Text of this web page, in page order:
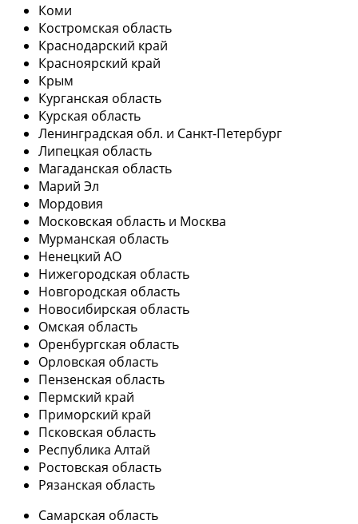
Коми
Костромская область
Краснодарский край
Красноярский край
Крым
Курганская область
Курская область
Ленинградская обл. и Санкт-Петербург
Липецкая область
Магаданская область
Марий Эл
Мордовия
Московская область и Москва
Мурманская область
Ненецкий АО
Нижегородская область
Новгородская область
Новосибирская область
Омская область
Оренбургская область
Орловская область
Пензенская область
Пермский край
Приморский край
Псковская область
Республика Алтай
Ростовская область
Рязанская область
Самарская область